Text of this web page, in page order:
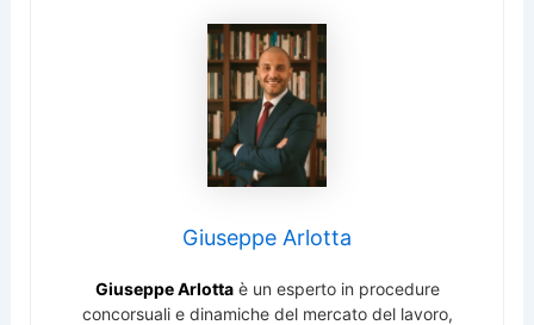
Giuseppe Arlotta
Giuseppe Arlottaè un esperto in procedure
concorsuali e dinamiche del mercato del lavoro,